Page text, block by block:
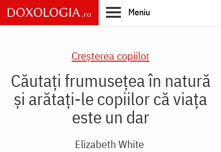
Skip
to
main
Meniu
Creşterea copiilor
Căutați frumusețea în natură
și arătați-le copiilor că viața
este un dar
Elizabeth White